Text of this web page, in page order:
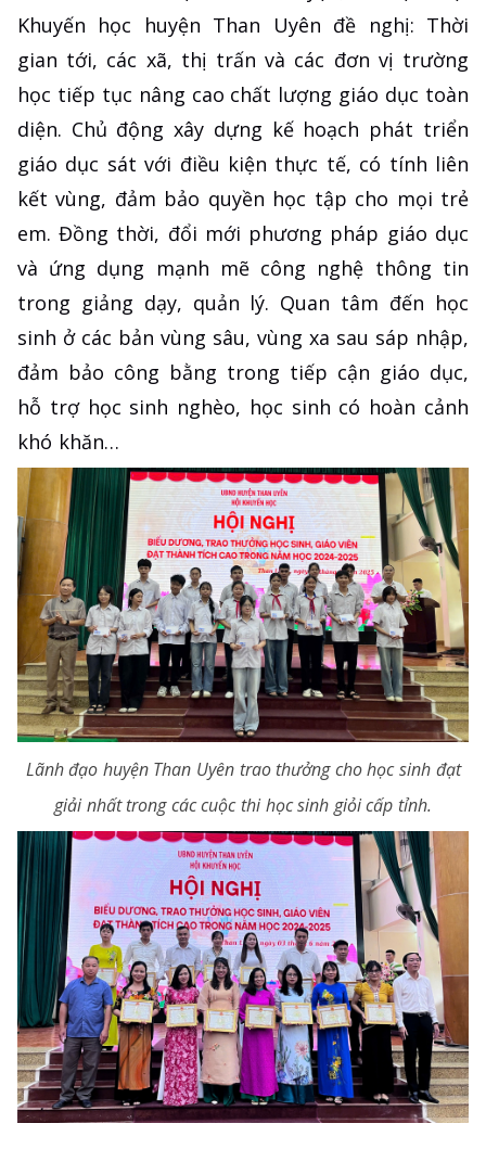
Khuyến học huyện Than Uyên đề nghị: Thời
gian tới, các xã, thị trấn và các đơn vị trường
học tiếp tục nâng cao chất lượng giáo dục toàn
diện. Chủ động xây dựng kế hoạch phát triển
giáo dục sát với điều kiện thực tế, có tính liên
kết vùng, đảm bảo quyền học tập cho mọi trẻ
em. Đồng thời, đổi mới phương pháp giáo dục
và ứng dụng mạnh mẽ công nghệ thông tin
trong giảng dạy, quản lý. Quan tâm đến học
sinh ở các bản vùng sâu, vùng xa sau sáp nhập,
đảm bảo công bằng trong tiếp cận giáo dục,
hỗ trợ học sinh nghèo, học sinh có hoàn cảnh
khó khăn…
Lãnh đạo huyện Than Uyên trao thưởng cho học sinh đạt
giải nhất trong các cuộc thi học sinh giỏi cấp tỉnh.